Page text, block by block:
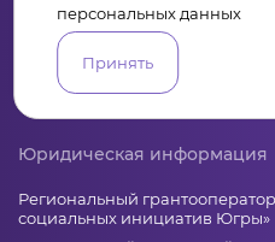
Адрес
628011, Россия, Ханты-
г. Ханты-Мансийск, ул. Светлая
Юридическая информация
Региональный
социальных инициатив Югры»
персональных данных
Принять